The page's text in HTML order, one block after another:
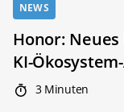
NEWS
Honor:
KI-
3 Minuten